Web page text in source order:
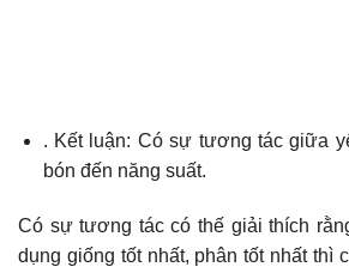
. Kết luận: Có sự tương tác giữa
bón đến năng suất.
Có sự tương tác có thế giải thích
dụng giống tốt nhất, phân tốt nhất thì